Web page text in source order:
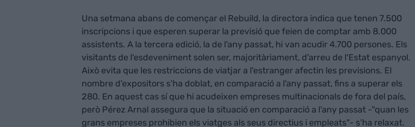
Una setmana abans de començar el Rebuild, la directora indica que tenen 7.500
inscripcions i que esperen superar la previsió que feien de comptar amb 8.000
assistents. A la tercera edició, la de l'any passat, hi van acudir 4.700 persones. Els
visitants de l'esdeveniment solen ser, majoritàriament, d'arreu de l'Estat espanyol.
Això evita que les restriccions de viatjar a l'estranger afectin les previsions. El
nombre d'expositors s'ha doblat, en comparació a l'any passat, fins a superar els
280. En aquest cas sí que hi acudeixen empreses multinacionals de fora del país,
però Pérez Arnal assegura que la situació en comparació a l'any passat -"quan les
grans empreses prohibien els viatges als seus directius i empleats"- s'ha relaxat.